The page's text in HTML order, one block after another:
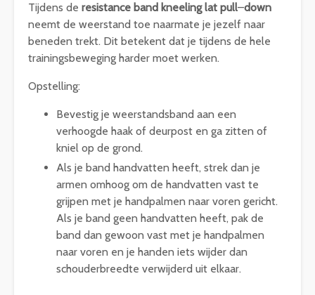
Tijdens de resistance band kneeling lat pull–down
neemt de weerstand toe naarmate je jezelf naar
beneden trekt. Dit betekent dat je tijdens de hele
trainingsbeweging harder moet werken.
Opstelling:
Bevestig je weerstandsband aan een
verhoogde haak of deurpost en ga zitten of
kniel op de grond.
Als je band handvatten heeft, strek dan je
armen omhoog om de handvatten vast te
grijpen met je handpalmen naar voren gericht.
Als je band geen handvatten heeft, pak de
band dan gewoon vast met je handpalmen
naar voren en je handen iets wijder dan
schouderbreedte verwijderd uit elkaar.